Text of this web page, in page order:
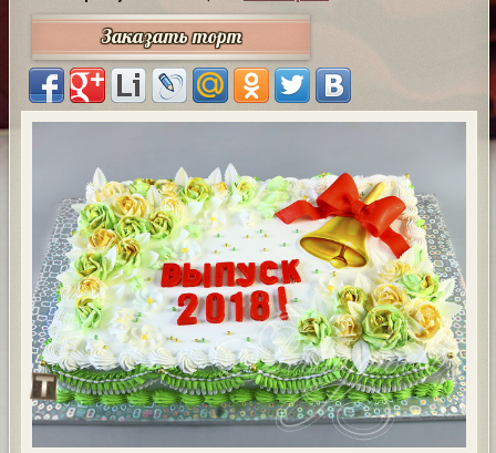
Заказать торт